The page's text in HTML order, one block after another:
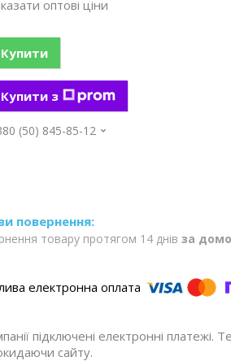
оптові ціни
Купити
Купити з
(50) 845-85-12
товару протягом 14 днів за
підключені електронні
сайту.